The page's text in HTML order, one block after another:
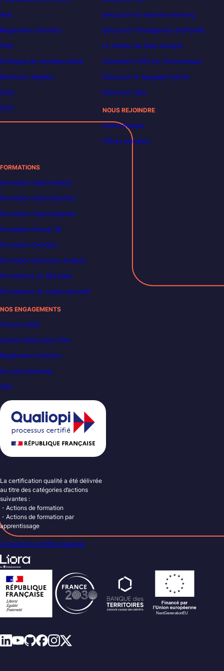
Avis
Règlement intérieur
FAQ
Politique de confidentialité
Mentions légales
CGU
CGV
Découvrir le machine learning
Découvrir l’intelligence artificielle
Le métier de Data Analyst
Formation POEI en informatique
Découvrir le langage Python
Découvrir SQL
NOUS REJOINDRE
Notre équipe
Offres d’emploi
FORMATIONS
Formation Data Analyst
Formation Data Scientist
Formation Data Engineer
Formation Power BI
Formation DevOps
Formation Business Analyst
Formations en Big Data
Formations en Cybersécurité
NOS ENGAGEMENTS
France 2030
Carbon Reduction Plan
Règlement intérieur
Accueil handicap
VAE
La certification qualité a été délivrée
au titre des catégories d’actions
suivantes :
・Actions de formation
・Actions de formation par
apprentissage
Consulter le certificat Qualiopi